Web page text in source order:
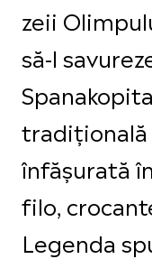
zeii
să-l
tradițională
înfășurată
filo,
Legenda